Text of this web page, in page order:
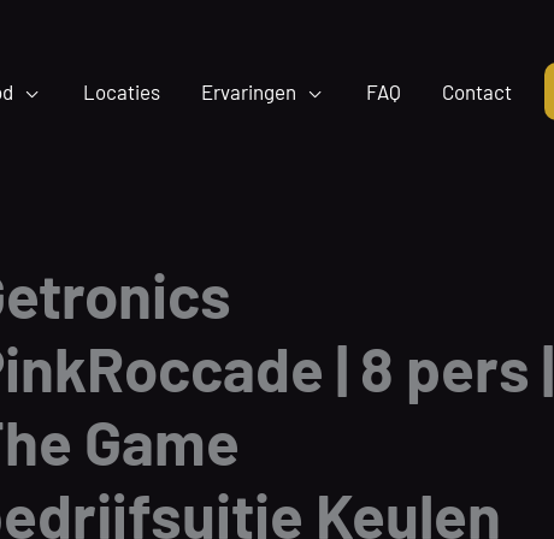
Locaties Ervaringen FAQ Contact
| 8 pers |
Game
Keulen